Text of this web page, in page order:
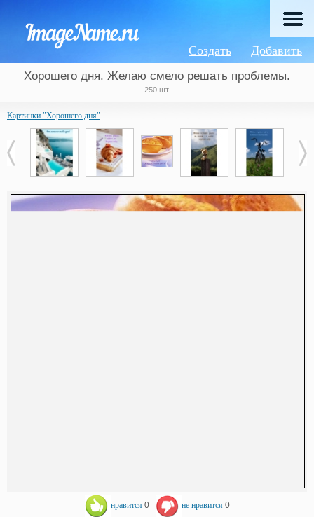
Добавить
Создать
Хорошего дня. Желаю смело решать проблемы.
250 шт.
Картинки "Хорошего дня"
нравится 0 не нравится 0